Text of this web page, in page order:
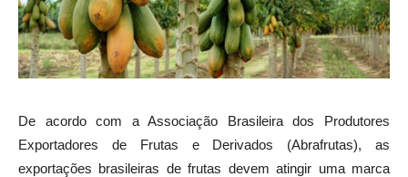
De acordo com a Associação Brasileira dos Produtores
Exportadores de Frutas e Derivados (Abrafrutas), as
exportações brasileiras de frutas devem atingir uma marca